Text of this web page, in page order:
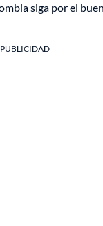
siga por el
PUBLICIDAD